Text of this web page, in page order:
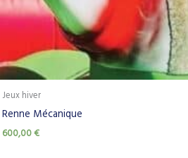
Jeux hiver
Renne Mécanique
600,00€